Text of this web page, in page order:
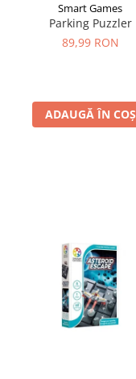
Smart Games
Parking Puzzler
89,99 RON
ADAUGĂ ÎN COȘ